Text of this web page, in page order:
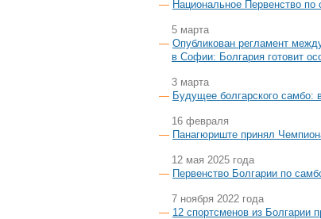
Национальное Первенство
5 марта
Опубликован регламент
в Софии: Болгария готовит
3 марта
Будущее болгарского самбо:
16 февраля
Панагюриште принял
12 мая 2025 года
Первенство Болгарии по
7 ноября 2022 года
12 спортсменов из Болгарии